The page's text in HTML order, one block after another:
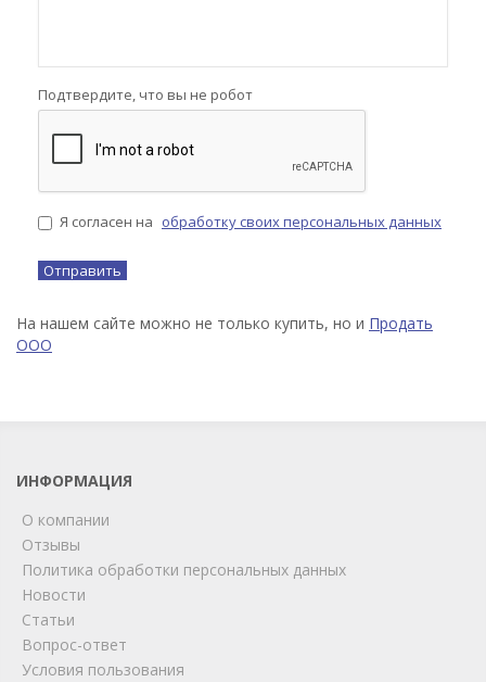
Подтвердите, что вы не робот
Я согласен на обработку своих персональных данных
На нашем сайте можно не только купить, но и Продать
ООО
ИНФОРМАЦИЯ
О компании
Отзывы
Политика обработки персональных данных
Новости
Статьи
Вопрос-ответ
Условия пользования